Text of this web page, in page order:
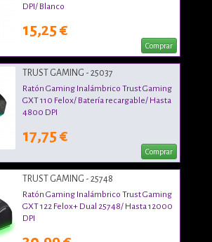
DPI/ Blanco
15,25 €
Comprar
TRUST GAMING - 25037
Ratón Gaming Inalámbrico Trust Gaming
GXT 110 Felox/ Batería recargable/ Hasta
4800 DPI
17,75 €
Comprar
TRUST GAMING - 25748
Ratón Gaming Inalámbrico Trust Gaming
GXT 122 Felox+ Dual 25748/ Hasta 12000
DPI